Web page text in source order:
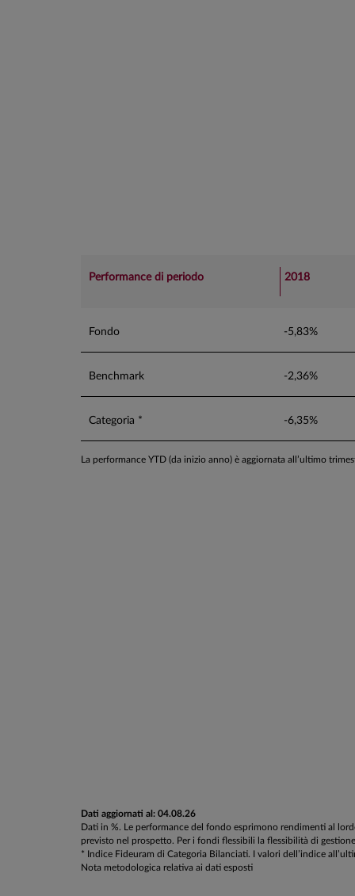
Performance di periodo 2018
Fondo -5,83%
Benchmark -2,36%
Categoria * -6,35%
La performance YTD (da inizio anno) è aggiornata all’ultimo
Dati aggiornati al: 04.08.26
Dati in %. Le performance del fondo esprimono rendimenti al
previsto nel prospetto. Per i fondi flessibili la flessibilità di
* Indice Fideuram di Categoria Bilanciati. I valori dell’indice
Nota metodologica relativa ai dati esposti